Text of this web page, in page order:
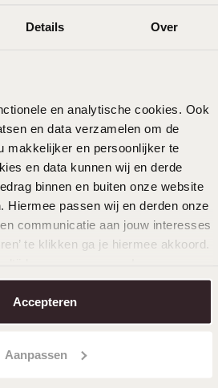
Details Over
en analytische cookies. Ook
en data verzamelen om de
makkelijker en persoonlijker te
en data kunnen wij en derde
binnen en buiten onze website
Hiermee passen wij en derden onze
communicatie aan jouw interesses
te klikken ga je hiermee akkoord.
.
Accepteren
Aanpassen
0.0%
jou